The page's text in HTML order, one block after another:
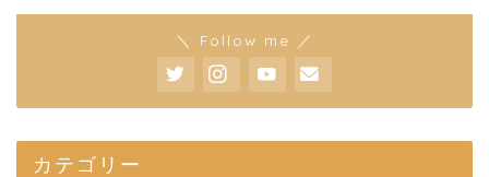
＼ Follow me ／
カテゴリー